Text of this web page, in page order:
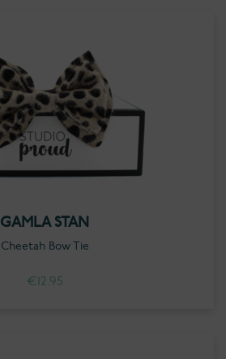
GAMLA STAN
Cheetah Bow Tie
€12.95